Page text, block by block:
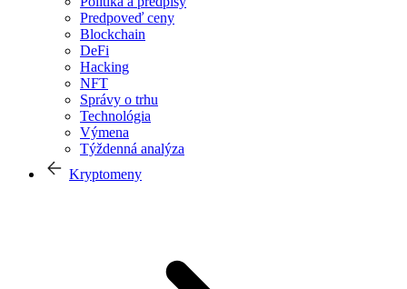
Predpoveď ceny
Blockchain
DeFi
Hacking
NFT
Správy o trhu
Technológia
Výmena
Týždenná analýza
Kryptomeny